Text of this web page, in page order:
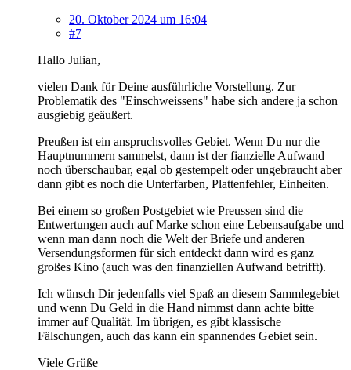
20. Oktober 2024 um 16:04
#7
Hallo Julian,
vielen Dank für Deine ausführliche Vorstellung. Zur
Problematik des "Einschweissens" habe sich andere ja schon
ausgiebig geäußert.
Preußen ist ein anspruchsvolles Gebiet. Wenn Du nur die
Hauptnummern sammelst, dann ist der fianzielle Aufwand
noch überschaubar, egal ob gestempelt oder ungebraucht aber
dann gibt es noch die Unterfarben, Plattenfehler, Einheiten.
Bei einem so großen Postgebiet wie Preussen sind die
Entwertungen auch auf Marke schon eine Lebensaufgabe und
wenn man dann noch die Welt der Briefe und anderen
Versendungsformen für sich entdeckt dann wird es ganz
großes Kino (auch was den finanziellen Aufwand betrifft).
Ich wünsch Dir jedenfalls viel Spaß an diesem Sammlegebiet
und wenn Du Geld in die Hand nimmst dann achte bitte
immer auf Qualität. Im übrigen, es gibt klassische
Fälschungen, auch das kann ein spannendes Gebiet sein.
Viele Grüße